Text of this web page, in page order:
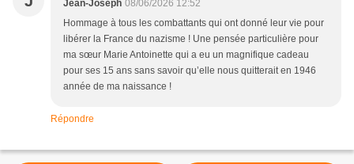
Jean-Joseph 08/06/2026 12:52
Hommage à tous les combattants qui ont donné leur vie pour
libérer la France du nazisme ! Une pensée particulière pour
ma sœur Marie Antoinette qui a eu un magnifique cadeau
pour ses 15 ans sans savoir qu’elle nous quitterait en 1946
année de ma naissance !
Répondre